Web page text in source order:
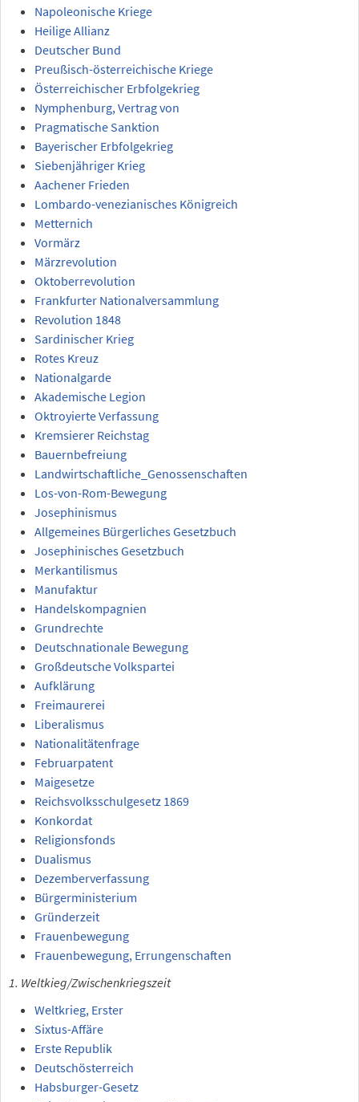
Napoleonische Kriege
Heilige Allianz
Deutscher Bund
Preußisch-österreichische Kriege
Österreichischer Erbfolgekrieg
Nymphenburg, Vertrag von
Pragmatische Sanktion
Bayerischer Erbfolgekrieg
Siebenjähriger Krieg
Aachener Frieden
Lombardo-venezianisches Königreich
Metternich
Vormärz
Märzrevolution
Oktoberrevolution
Frankfurter Nationalversammlung
Revolution 1848
Sardinischer Krieg
Rotes Kreuz
Nationalgarde
Akademische Legion
Oktroyierte Verfassung
Kremsierer Reichstag
Bauernbefreiung
Landwirtschaftliche_Genossenschaften
Los-von-Rom-Bewegung
Josephinismus
Allgemeines Bürgerliches Gesetzbuch
Josephinisches Gesetzbuch
Merkantilismus
Manufaktur
Handelskompagnien
Grundrechte
Deutschnationale Bewegung
Großdeutsche Volkspartei
Aufklärung
Freimaurerei
Liberalismus
Nationalitätenfrage
Februarpatent
Maigesetze
Reichsvolksschulgesetz 1869
Konkordat
Religionsfonds
Dualismus
Dezemberverfassung
Bürgerministerium
Gründerzeit
Frauenbewegung
Frauenbewegung, Errungenschaften
1. Weltkieg/Zwischenkriegszeit
Weltkrieg, Erster
Sixtus-Affäre
Erste Republik
Deutschösterreich
Habsburger-Gesetz